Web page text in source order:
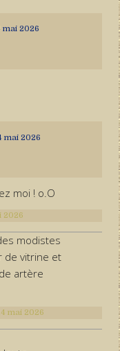
mai 2026
mai 2026
moi ! o.O
2026
modistes
de vitrine et
artère
mai 2026